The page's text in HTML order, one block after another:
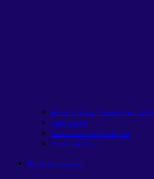
Ebook Da Meta Ao Investimento 2026
Onde investir
Onde investir em Renda Fixa
Carteira de FIIs
Planilhas financeiras